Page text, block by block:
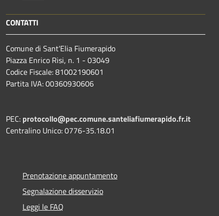
CONTATTI
Comune di Sant'Elia Fiumerapido
Piazza Enrico Risi, n. 1 - 03049
Codice Fiscale: 81002190601
Partita IVA: 00360930606
PEC: protocollo@pec.comune.santeliafiumerapido.fr.it
Centralino Unico: 0776-35.18.01
Prenotazione appuntamento
Segnalazione disservizio
Leggi le FAQ